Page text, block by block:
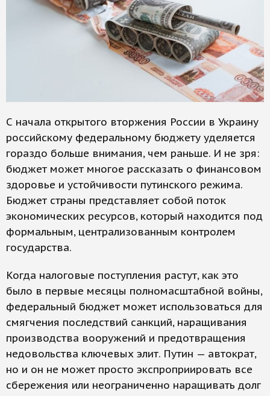
С начала открытого вторжения России в Украину
российскому федеральному бюджету уделяется
гораздо больше внимания, чем раньше. И не зря:
бюджет может многое рассказать о финансовом
здоровье и устойчивости путинского режима.
Бюджет страны представляет собой поток
экономических ресурсов, который находится под
формальным, централизованным контролем
государства.
Когда налоговые поступления растут, как это
было в первые месяцы полномасштабной войны,
федеральный бюджет может использоваться для
смягчения последствий санкций, наращивания
производства вооружений и предотвращения
недовольства ключевых элит. Путин — автократ,
но и он не может просто экспроприировать все
сбережения или неограниченно наращивать долг